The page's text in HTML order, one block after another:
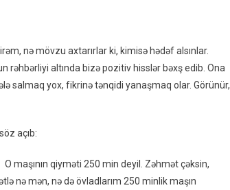
nə mövzu axtarırlar ki, kimisə hədəf alsınlar.
altında bizə pozitiv hisslər bəxş edib. Ona
salmaq yox, fikrinə tənqidi yanaşmaq olar. Görünür,
açıb:
maşının qiyməti 250 min deyil. Zəhmət çəksin,
nə mən, nə də övladlarım 250 minlik maşın